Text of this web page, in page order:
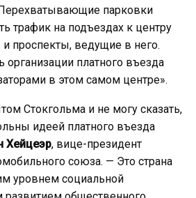
парковки
трафик на подъездах к центру
проспекты, ведущие в него.
организации платного въезда
в этом самом центре».
Стокгольма и не могу сказать,
идеей платного въезда
Хейцеэр, вице-президент
союза. — Это страна
уровнем социальной